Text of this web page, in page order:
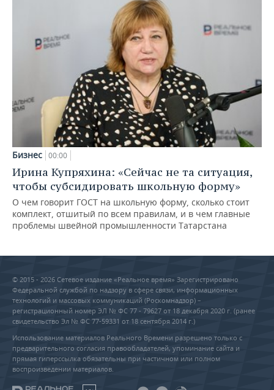
Бизнес 00:00
Ирина Купряхина: «Сейчас не та ситуация,
чтобы субсидировать школьную форму»
О чем говорит ГОСТ на школьную форму, сколько стоит
комплект, отшитый по всем правилам, и в чем главные
проблемы швейной промышленности Татарстана
© 2015 - 2026 Сетевое издание «Реальное время» Зарегистрировано
Федеральной службой по надзору в сфере связи, информационных
технологий и массовых коммуникаций (Роскомнадзор) –
регистрационный номер ЭЛ № ФС 77 - 79627 от 18 декабря 2020 г. (ранее
свидетельство Эл № ФС 77-59331 от 18 сентября 2014 г.)
Использование материалов Реального Времени разрешено только с
предварительного согласия правообладателей, упоминание сайта и
прямая гиперссылка обязательны при частичном или полном
воспроизведении материалов.